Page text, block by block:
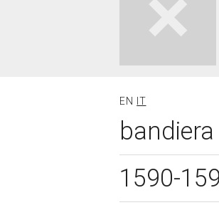
EN IT
1590-